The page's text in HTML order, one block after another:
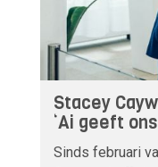
Stacey
‘Ai geeft
Sinds februari